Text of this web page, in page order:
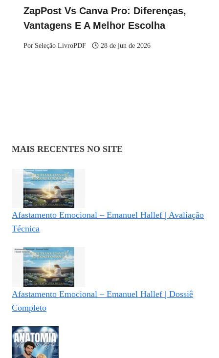
ZapPost Vs Canva Pro: Diferenças,
Vantagens E A Melhor Escolha
Por Seleção LivroPDF 28 de jun de 2026
MAIS RECENTES NO SITE
Afastamento Emocional – Emanuel Hallef | Avaliação
Técnica
Afastamento Emocional – Emanuel Hallef | Dossiê
Completo